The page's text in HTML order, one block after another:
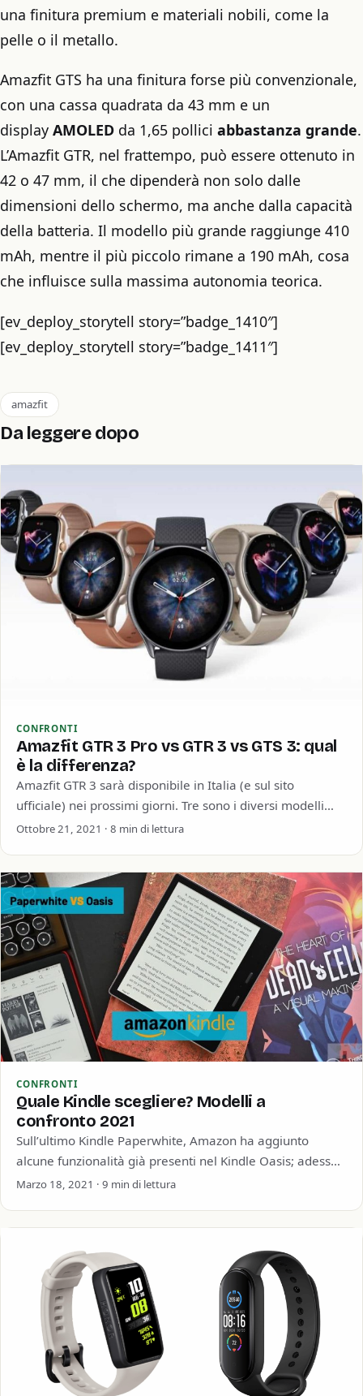
una finitura premium e materiali nobili, come la
pelle o il metallo.
Amazfit GTS ha una finitura forse più convenzionale,
con una cassa quadrata da 43 mm e un
display AMOLED da 1,65 pollici abbastanza grande.
L’Amazfit GTR, nel frattempo, può essere ottenuto in
42 o 47 mm, il che dipenderà non solo dalle
dimensioni dello schermo, ma anche dalla capacità
della batteria. Il modello più grande raggiunge 410
mAh, mentre il più piccolo rimane a 190 mAh, cosa
che influisce sulla massima autonomia teorica.
[ev_deploy_storytell story=”badge_1410″]
[ev_deploy_storytell story=”badge_1411″]
amazfit
Da leggere dopo
CONFRONTI
Amazfit GTR 3 Pro vs GTR 3 vs GTS 3: qual
è la differenza?
Amazfit GTR 3 sarà disponibile in Italia (e sul sito
ufficiale) nei prossimi giorni. Tre sono i diversi modelli
presentati: Amazfit GTR…
Ottobre 21, 2021 · 8 min di lettura
CONFRONTI
Quale Kindle scegliere? Modelli a
confronto 2021
Sull’ultimo Kindle Paperwhite, Amazon ha aggiunto
alcune funzionalità già presenti nel Kindle Oasis; adesso
anche il Paperwhite è impermeabile e ha il…
Marzo 18, 2021 · 9 min di lettura